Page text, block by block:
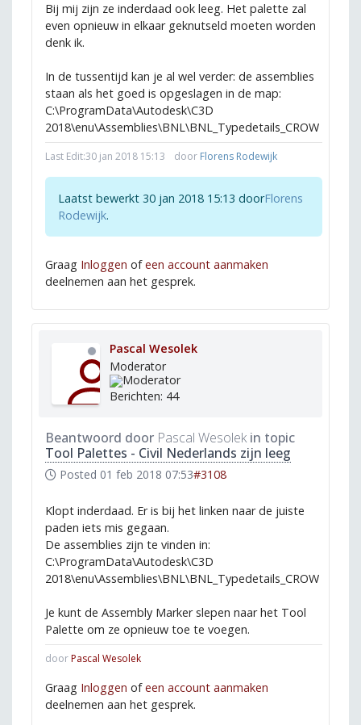
Bij mij zijn ze inderdaad ook leeg. Het palette zal
even opnieuw in elkaar geknutseld moeten worden
denk ik.
In de tussentijd kan je al wel verder: de assemblies
staan als het goed is opgeslagen in de map:
C:\ProgramData\Autodesk\C3D
2018\enu\Assemblies\BNL\BNL_Typedetails_CROW
Last Edit:30 jan 2018 15:13 door Florens Rodewijk
Laatst bewerkt 30 jan 2018 15:13 doorFlorens
Rodewijk.
Graag Inloggen ofeen account aanmaken
deelnemen aan het gesprek.
Pascal Wesolek
Moderator
Berichten: 44
Beantwoord door Pascal Wesolekin topic
Tool Palettes - Civil Nederlands zijn leeg
Posted 01 feb 2018 07:53#3108
Klopt inderdaad. Er is bij het linken naar de juiste
paden iets mis gegaan.
De assemblies zijn te vinden in:
C:\ProgramData\Autodesk\C3D
2018\enu\Assemblies\BNL\BNL_Typedetails_CROW
Je kunt de Assembly Marker slepen naar het Tool
Palette om ze opnieuw toe te voegen.
doorPascal Wesolek
Graag Inloggen ofeen account aanmaken
deelnemen aan het gesprek.